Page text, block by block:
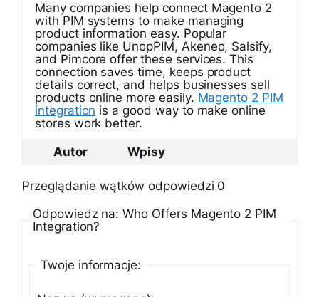
Many companies help connect Magento 2
with PIM systems to make managing
product information easy. Popular
companies like UnopPIM, Akeneo, Salsify,
and Pimcore offer these services. This
connection saves time, keeps product
details correct, and helps businesses sell
products online more easily. Magento 2 PIM
integration is a good way to make online
stores work better.
Autor
Wpisy
Przeglądanie wątków odpowiedzi 0
Odpowiedz na: Who Offers Magento 2 PIM
Integration?
Twoje informacje: